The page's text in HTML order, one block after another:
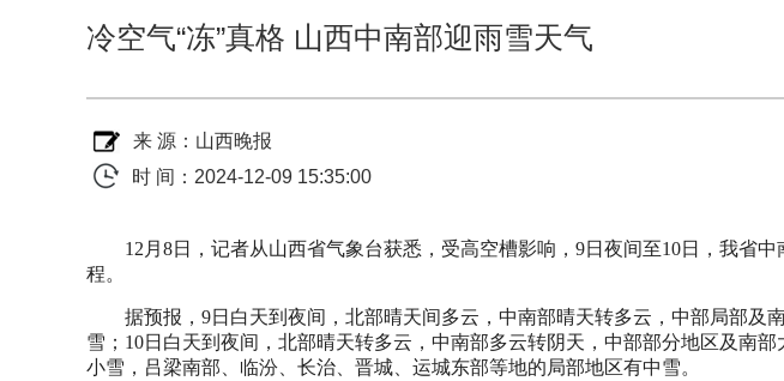
冷空气“冻”真格 山西中南部迎雨雪天气
来 源： 山西晚报
时 间：2024-12-09 15:35:00
12月8日，记者从山西省气象台获悉，受高空槽影响，9日夜间至10日，我省
程。
据预报，9日白天到夜间，北部晴天间多云，中南部晴天转多云，中部局部及
雪；10日白天到夜间，北部晴天转多云，中南部多云转阴天，中部部分地区及南
小雪，吕梁南部、临汾、长治、晋城、运城东部等地的局部地区有中雪。